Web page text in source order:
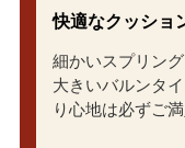
快適なクッショ
細かいスプリン
大きいバルンタ
り心地は必ずご